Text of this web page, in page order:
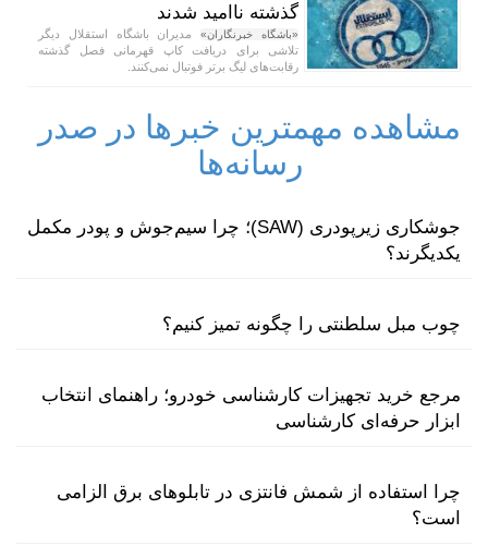
گذشته ناامید شدند
«باشگاه خبرنگاران»مدیران باشگاه استقلال دیگر
تلاشی برای دریافت کاپ قهرمانی فصل گذشته
رقابت‌های لیگ برتر فوتبال نمی‌کنند.
مشاهده مهمترین خبرها در صدر
رسانه‌ها
جوشکاری زیرپودری (SAW)؛ چرا سیم‌جوش و پودر مکمل
یکدیگرند؟
چوب مبل سلطنتی را چگونه تمیز کنیم؟
مرجع خرید تجهیزات کارشناسی خودرو؛ راهنمای انتخاب
ابزار حرفه‌ای کارشناسی
چرا استفاده از شمش فانتزی در تابلوهای برق الزامی
است؟